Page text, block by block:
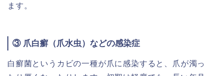
ます。
③ 爪白癬（爪水虫）などの感染症
白癬菌というカビの一種が爪に感染すると、爪が濁っ